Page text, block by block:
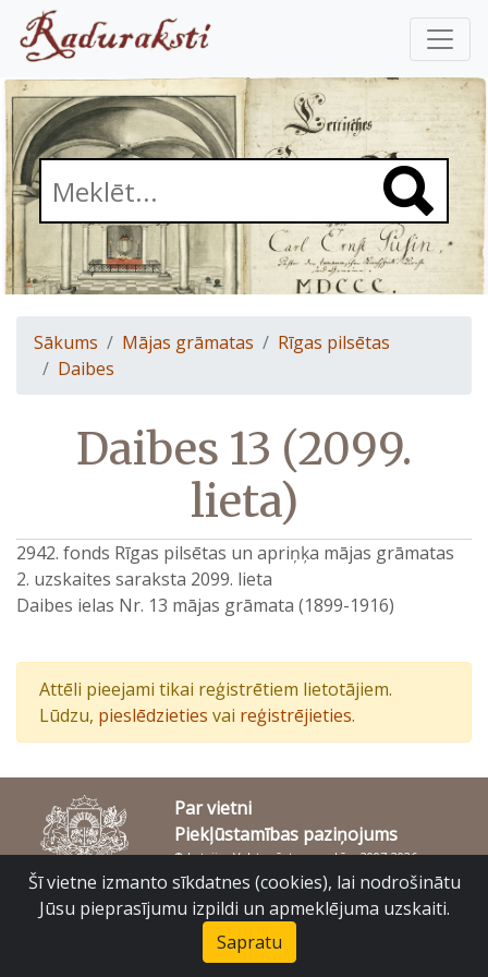
Sākums Mājas grāmatas
Rīgas pilsētas
Daibes
Daibes 13 (2099.
lieta)
2942. fonds Rīgas pilsētas un apriņķa mājas grāmatas
2. uzskaites saraksta 2099. lieta
Daibes ielas Nr. 13 mājas grāmata (1899-1916)
Attēli pieejami tikai reģistrētiem lietotājiem.
Lūdzu, pieslēdzieties vai reģistrējieties.
Par vietni
Piekļūstamības paziņojums
© Latvijas Valsts vēstures arhīvs 2007-2026
Slokas iela 16, Rīga, LV – 1048
Šī vietne izmanto sīkdatnes (cookies), lai nodrošinātu
Jūsu pieprasījumu izpildi un apmeklējuma uzskaiti.
Sapratu